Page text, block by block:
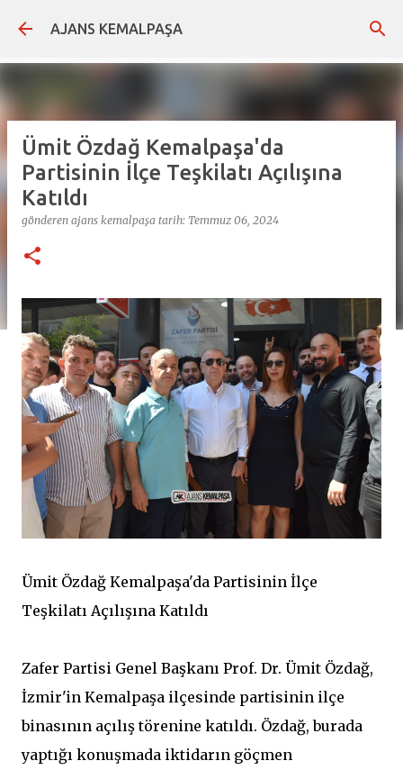
Ana içeriğe atla
AJANS KEMALPAŞA
Ümit Özdağ Kemalpaşa'da
Partisinin İlçe Teşkilatı Açılışına
Katıldı
gönderen ajans kemalpaşa tarih: Temmuz 06, 2024
Ümit Özdağ Kemalpaşa'da Partisinin İlçe
Teşkilatı Açılışına Katıldı
Zafer Partisi Genel Başkanı Prof. Dr. Ümit Özdağ,
İzmir'in Kemalpaşa ilçesinde partisinin ilçe
binasının açılış törenine katıldı. Özdağ, burada
yaptığı konuşmada iktidarın göçmen